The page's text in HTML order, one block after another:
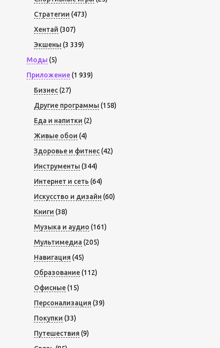
Стратегии (473)
Хентай (307)
Экшены (3 339)
Моды (5)
Приложение(1 939)
Бизнес(27)
Другие программы (158)
Еда и напитки (2)
Живые обои (4)
Здоровье и фитнес(42)
Инструменты (344)
Интернет и сеть (64)
Искусство и дизайн (60)
Книги (38)
Музыка и аудио (161)
Мультимедиа (205)
Навигация (45)
Образование(112)
Офисные(15)
Персонализация (39)
Покупки (33)
Путешествия (9)